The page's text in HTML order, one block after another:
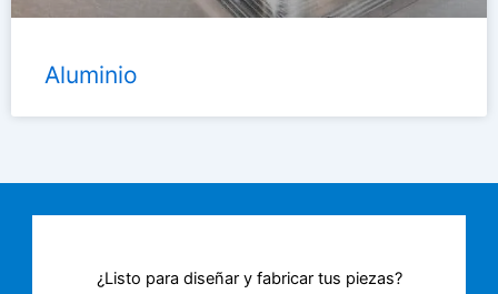
Aluminio
¿Listo para diseñar y fabricar tus piezas?